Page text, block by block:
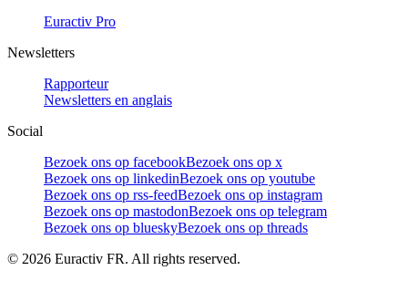
Euractiv Pro
Newsletters
Rapporteur
Newsletters en anglais
Social
Bezoek ons op facebookBezoek ons op x
Bezoek ons op linkedinBezoek ons op youtube
Bezoek ons op rss-feedBezoek ons op instagram
Bezoek ons op mastodonBezoek ons op telegram
Bezoek ons op blueskyBezoek ons op threads
© 2026 Euractiv FR. All rights reserved.